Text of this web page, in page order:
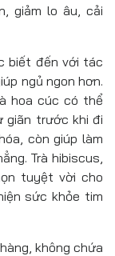
giảm lo âu, cải
biết đến với tác
ngủ ngon hơn.
hoa cúc có thể
giãn trước khi đi
còn giúp làm
Trà hibiscus,
tuyệt vời cho
sức khỏe tim
không chứa